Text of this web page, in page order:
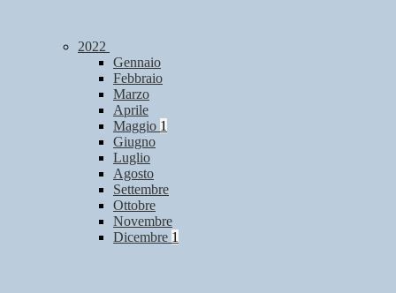
2022
Gennaio
Febbraio
Marzo
Aprile
Maggio 1
Giugno
Luglio
Agosto
Settembre
Ottobre
Novembre
Dicembre 1